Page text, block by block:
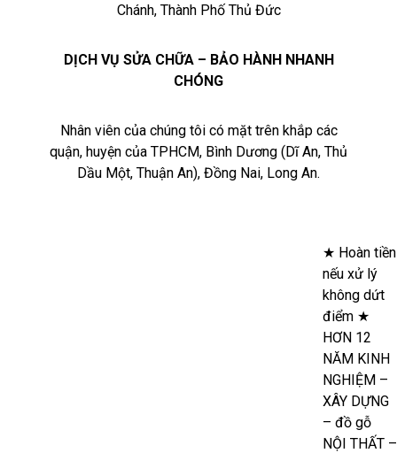
Chánh, Thành Phố Thủ Đức
DỊCH VỤ SỬA CHỮA – BẢO HÀNH NHANH
CHÓNG
Nhân viên của chúng tôi có mặt trên khắp các
quận, huyện của TPHCM, Bình Dương (Dĩ An, Thủ
Dầu Một, Thuận An), Đồng Nai, Long An.
Hoàn tiền nếu xử lý không dứt
HƠN 12 NĂM KINH
NGHIỆM – XÂY DỰNG – đồ gỗ
NỘI THẤT – ĐIỆN NƯỚC – ĐIỆN
LẠNH - Cơ Khí - Chuyển nhà trọn
dân dụng - công nghiệp★
nhận làm từ những việc nhỏ nhất
cung cấp máy lạnh giá rẻ tại
kho - bồn nước - máy nước nóng
năng lượng mặt trời - thiết bị vệ